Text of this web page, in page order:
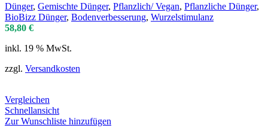
Dünger, Gemischte Dünger, Pflanzlich/ Vegan, Pflanzliche Dünger,
BioBizz Dünger, Bodenverbesserung, Wurzelstimulanz
58,80 €
inkl. 19 % MwSt.
zzgl. Versandkosten
Vergleichen
Schnellansicht
Zur Wunschliste hinzufügen